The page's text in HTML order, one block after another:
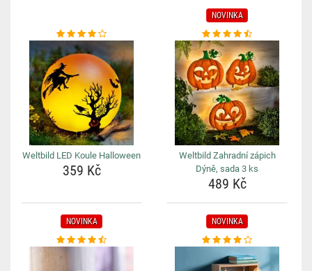
Weltbild LED Koule Halloween
359 Kč
NOVINKA
Weltbild Zahradní zápich
Dýně, sada 3 ks
489 Kč
NOVINKA NOVINKA